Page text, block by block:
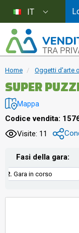
Home Oggetti d'arte
SUPER
Mappa
Codice vendita:
Visite: 11
Fasi della gara:
Gara in corso
IT